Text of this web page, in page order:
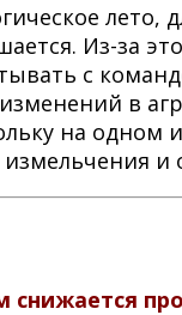
Из-за
с
в
на
снижается